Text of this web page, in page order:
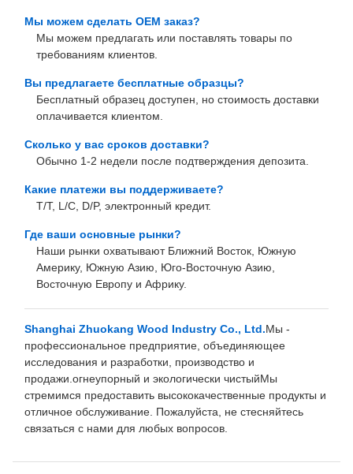
Мы можем сделать OEM заказ?
Мы можем предлагать или поставлять товары по
требованиям клиентов.
Вы предлагаете бесплатные образцы?
Бесплатный образец доступен, но стоимость доставки
оплачивается клиентом.
Сколько у вас сроков доставки?
Обычно 1-2 недели после подтверждения депозита.
Какие платежи вы поддерживаете?
T/T, L/C, D/P, электронный кредит.
Где ваши основные рынки?
Наши рынки охватывают Ближний Восток, Южную
Америку, Южную Азию, Юго-Восточную Азию,
Восточную Европу и Африку.
Shanghai Zhuokang Wood Industry Co., Ltd.Мы -
профессиональное предприятие, объединяющее
исследования и разработки, производство и
продажи.огнеупорный и экологически чистыйМы
стремимся предоставить высококачественные продукты и
отличное обслуживание. Пожалуйста, не стесняйтесь
связаться с нами для любых вопросов.